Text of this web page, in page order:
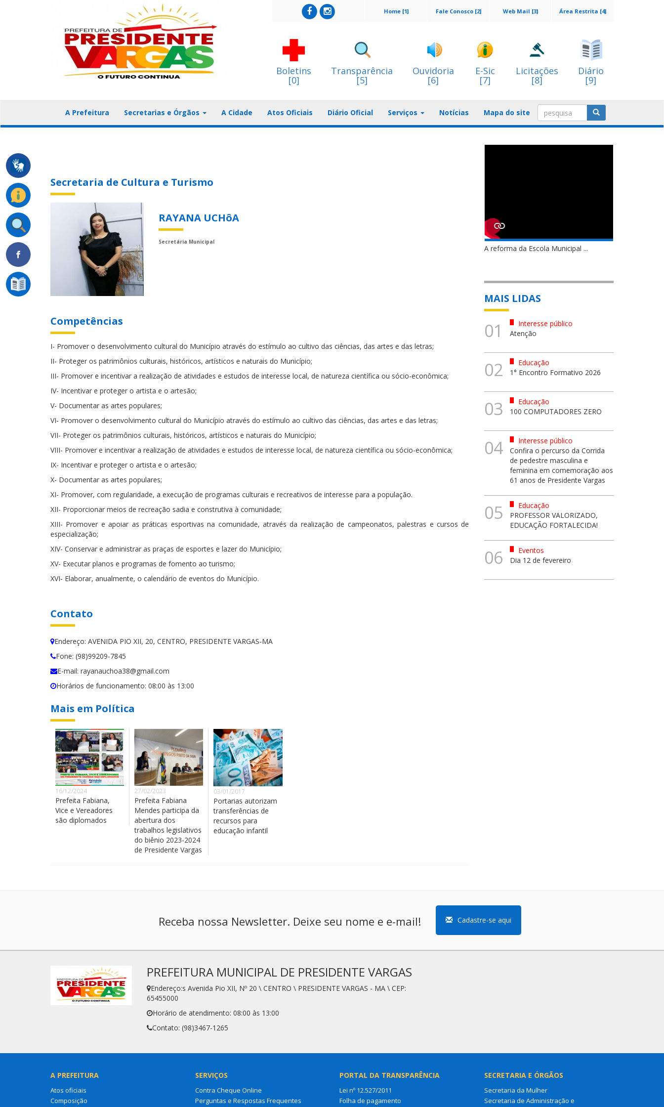
Área Restrita [4]
Web Mail [3]
Fale Conosco [2]
Home [1]
Boletins
[0]
Transparência
[5]
Ouvidoria
[6]
E-Sic
[7]
Licitações
[8]
Diário
[9]
A Prefeitura Secretarias e Órgãos A Cidade Atos Oficiais Diário Oficial Serviços Notícias Mapa do site
Secretaria de Cultura e Turismo
RAYANA UCHôA
Secretária Municipal
Competências
I- Promover o desenvolvimento cultural do Município através do estímulo ao cultivo das ciências, das artes e das letras;
II- Proteger os patrimônios culturais, históricos, artísticos e naturais do Município;
III- Promover e incentivar a realização de atividades e estudos de interesse local, de natureza científica ou sócio-econômica;
IV- Incentivar e proteger o artista e o artesão;
V- Documentar as artes populares;
VI- Promover o desenvolvimento cultural do Município através do estímulo ao cultivo das ciências, das artes e das letras;
VII- Proteger os patrimônios culturais, históricos, artísticos e naturais do Município;
VIII- Promover e incentivar a realização de atividades e estudos de interesse local, de natureza científica ou sócio-econômica;
IX- Incentivar e proteger o artista e o artesão;
X- Documentar as artes populares;
XI- Promover, com regularidade, a execução de programas culturais e recreativos de interesse para a população.
XII- Proporcionar meios de recreação sadia e construtiva à comunidade;
XIII- Promover e apoiar as práticas esportivas na comunidade, através da realização de campeonatos, palestras e cursos de
especialização;
XIV- Conservar e administrar as praças de esportes e lazer do Município;
XV- Executar planos e programas de fomento ao turismo;
XVI- Elaborar, anualmente, o calendário de eventos do Município.
Contato
Endereço: AVENIDA PIO XII, 20, CENTRO, PRESIDENTE VARGAS-MA
Fone: (98)99209-7845
E-mail: rayanauchoa38@gmail.com
Horários de funcionamento: 08:00 às 13:00
Mais em Política
16/12/2024
Prefeita Fabiana,
Vice e Vereadores
são diplomados
27/02/2023
Prefeita Fabiana
Mendes participa da
abertura dos
trabalhos legislativos
do biênio 2023-2024
de Presidente Vargas
03/01/2017
Portarias autorizam
transferências de
recursos para
educação infantil
A reforma da Escola Municipal ...
MAIS LIDAS
01
Interesse público
Atenção
02
Educação
1° Encontro Formativo 2026
03
Educação
100 COMPUTADORES ZERO
04
Interesse público
Confira o percurso da Corrida
de pedestre masculina e
feminina em comemoração aos
61 anos de Presidente Vargas
05
Educação
PROFESSOR VALORIZADO,
EDUCAÇÃO FORTALECIDA!
06
Eventos
Dia 12 de fevereiro
Receba nossa Newsletter. Deixe seu nome e e-mail! Cadastre-se aqui
PREFEITURA MUNICIPAL DE PRESIDENTE VARGAS
Endereço:s Avenida Pio XII, Nº 20 \ CENTRO \ PRESIDENTE VARGAS - MA \ CEP:
65455000
Horário de atendimento: 08:00 às 13:00
Contato: (98)3467-1265
A PREFEITURA
Atos oficiais
Composição
SERVIÇOS
Contra Cheque Online
Perguntas e Respostas Frequentes
PORTAL DA TRANSPARÊNCIA
Lei nº 12.527/2011
Folha de pagamento
SECRETARIA E ÓRGÃOS
Secretaria da Mulher
Secretaria de Administração e